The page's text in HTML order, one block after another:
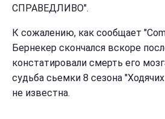
СПРАВЕДЛИВО".
К сожалению, как сообщает
Бернекер скончался вскоре
констатировали смерть его
судьба сьемки 8 сезона
не известна.